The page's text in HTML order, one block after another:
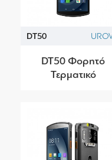
DT50
DT50 Φορητό
Τερματικό